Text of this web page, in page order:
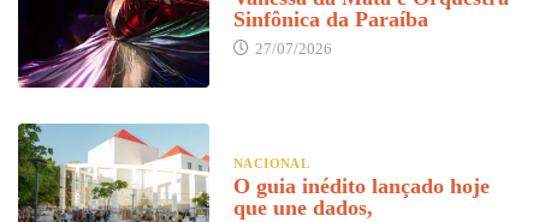
Sinfônica da Paraíba
27/07/2026
NACIONAL
O guia inédito lançado hoje
que une dados,